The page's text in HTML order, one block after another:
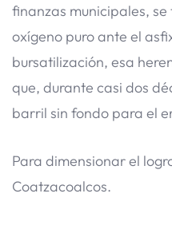
finanzas municipales,
oxígeno puro ante el
bursatilización, esa
que, durante casi dos
barril sin fondo para el
​Para dimensionar el
Coatzacoalcos.